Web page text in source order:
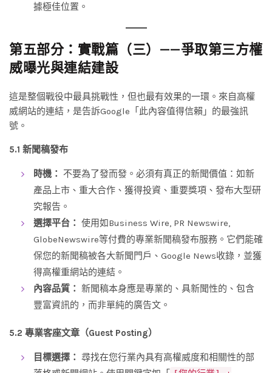
據極佳位置。
第五部分：實戰篇（三）——爭取第三方權
威曝光與連結建設
這是整個戰役中最具挑戰性，但也最有效果的一環。來自高權
威網站的連結，是告訴Google「此內容值得信賴」的最強訊
號。
5.1 新聞稿發布
時機： 不要為了發而發。必須有真正的新聞價值：如新
產品上市、重大合作、獲得投資、重要獎項、發布大型研
究報告。
選擇平台： 使用如Business Wire, PR Newswire,
GlobeNewswire等付費的專業新聞稿發布服務。它們能確
保您的新聞稿被各大新聞門戶、Google News收錄，並獲
得高權重網站的連結。
內容品質： 新聞稿本身應是專業的、具新聞性的、包含
豐富資訊的，而非單純的廣告文。
5.2 專業客座文章（Guest Posting）
目標選擇： 尋找在您行業內具有高權威度和相關性的部